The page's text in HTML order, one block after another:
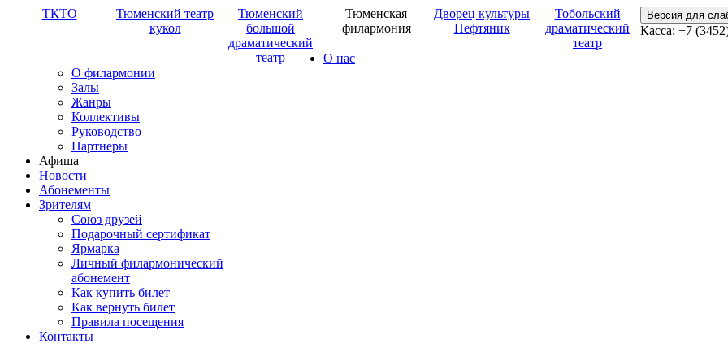
ТКТО
Тюменский театр
кукол
Тюменский
большой
драматический
театр
Тюменская
филармония
Дворец культуры
Нефтяник
Тобольский
драматический
театр
Версия для
Касса: +7
О нас
О филармонии
Залы
Жанры
Коллективы
Руководство
Партнеры
Афиша
Новости
Абонементы
Зрителям
Союз друзей
Подарочный сертификат
Ярмарка
Личный филармонический
абонемент
Как купить билет
Как вернуть билет
Правила посещения
Контакты